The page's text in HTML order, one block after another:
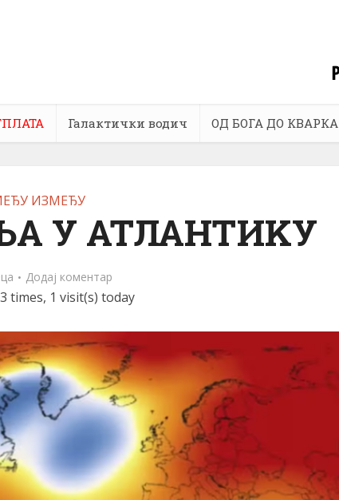
Галактички водич ОД БОГА ДО КВАРКА
ИЗМЕЂУ
У АТЛАНТИKУ
Додај коментар
times, 1 visit(s) today